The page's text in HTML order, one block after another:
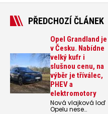
PŘEDCHOZÍ ČLÁNEK
Opel Grandland je
v Česku. Nabídne
velký kufr i
slušnou cenu, na
výběr je tříválec,
PHEV a
elektromotory
Nová vlajková loď
Opelu nese